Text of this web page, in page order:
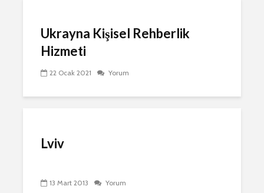
Ukrayna Kişisel Rehberlik
Hizmeti
22 Ocak 2021 Yorum
Lviv
13 Mart 2013 Yorum